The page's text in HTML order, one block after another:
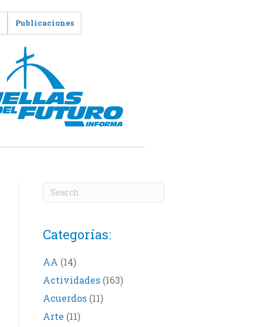
Publicaciones
Categorías:
AA (14)
Actividades(163)
Acuerdos(11)
Arte (11)